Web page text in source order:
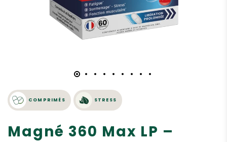
COMPRIMÉS STRESS
Magné 360 Max LP –